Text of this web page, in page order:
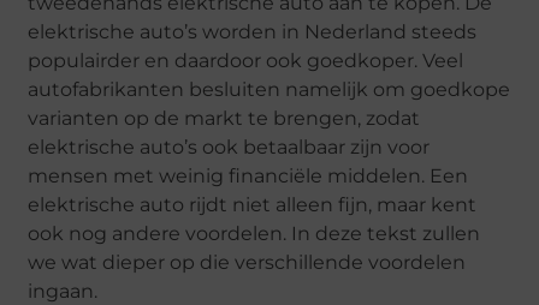
elektrische auto’s worden in Nederland steeds
populairder en daardoor ook goedkoper. Veel
autofabrikanten besluiten namelijk om goedkope
varianten op de markt te brengen, zodat
elektrische auto’s ook betaalbaar zijn voor
mensen met weinig financiële middelen. Een
elektrische auto rijdt niet alleen fijn, maar kent
ook nog andere voordelen. In deze tekst zullen
we wat dieper op die verschillende voordelen
ingaan.